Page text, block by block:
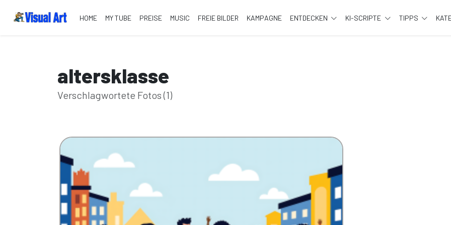
HOME MY TUBE PREISE MUSIC FREIE BILDER KAMPAGNE ENTDECKEN KI-SCRIPTE TIPPS
altersklasse
Verschlagwortete Fotos (1)